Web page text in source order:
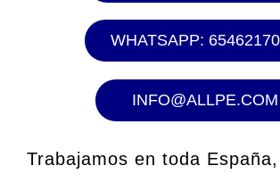
WHATSAPP:
INFO@ALLPE.COM
Trabajamos en toda